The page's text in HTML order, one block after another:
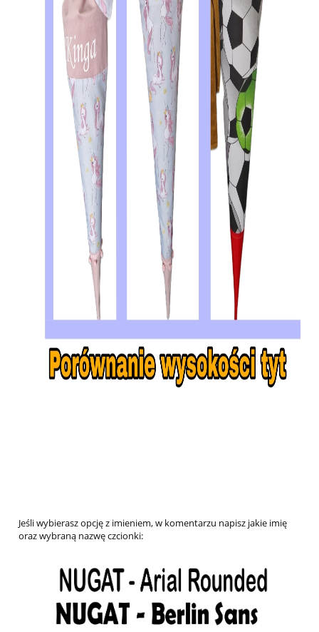
Jeśli wybierasz opcję z imieniem, w komentarzu napisz jakie imię
oraz wybraną nazwę czcionki: